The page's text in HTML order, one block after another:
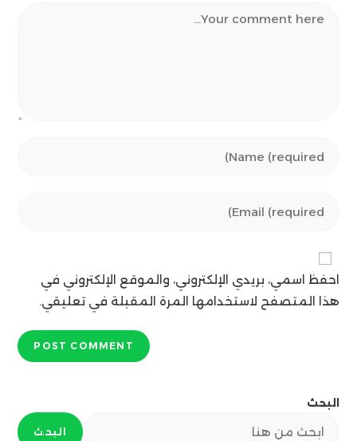
your
comment
your
address
to
comment
احفظ اسمي، بريدي الإلكتروني، والموقع الإلكتروني في
هذا المتصفح لاستخدامها المرة المقبلة في تعليقي.
البحث
البحث